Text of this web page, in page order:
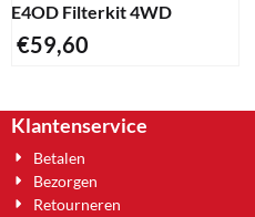
E4OD Filterkit 4WD
€59,60
Klantenservice
Betalen
Bezorgen
Retourneren